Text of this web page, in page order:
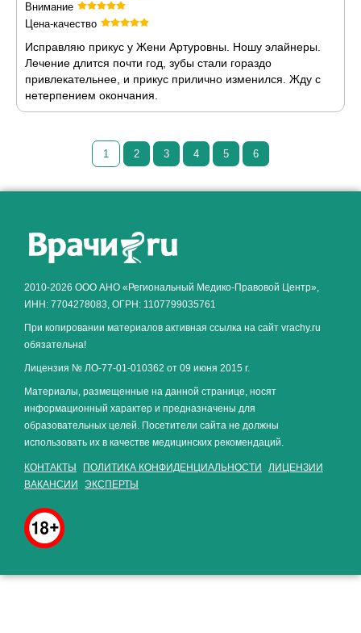
Внимание
Цена-качество
Исправляю прикус у Жени Артуровны. Ношу элайнеры.
Лечение длится почти год, зубы стали гораздо
привлекательнее, и прикус прилично изменился. Жду с
нетерпением окончания.
1 2 3 4 5 6
2010-2026 ООО АНО «Региональный Медико-Правовой Центр»,
ИНН: 7704278083, ОГРН: 1107799035761
При копировании материалов активная ссылка на сайт vrachy.ru
обязательна!
Лицензия № ЛО-77-01-010362 от 09 июня 2015 г.
Материалы, размещенные на данной странице, носят
информационный характер и предназначены для
образовательных целей. Посетители сайта не должны
использовать их в качестве медицинских рекомендаций.
КОНТАКТЫ ПОЛИТИКА КОНФИДЕНЦИАЛЬНОСТИ
ЛИЦЕНЗИИ
ВАКАНСИИ
ЭКСПЕРТЫ